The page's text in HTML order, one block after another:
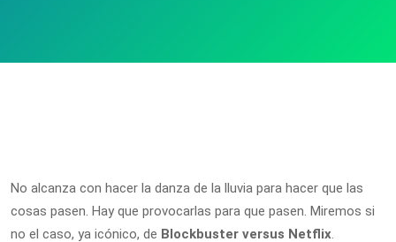
No alcanza con hacer la danza de la lluvia para hacer que las
cosas pasen. Hay que provocarlas para que pasen. Miremos si
no el caso, ya icónico, de Blockbuster versus Netflix